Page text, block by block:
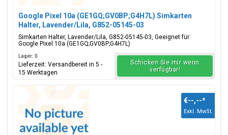
Google Pixel 10a (GE1GQ;GV0BP;G4H7L) Simkarten
Halter, Lavender/Lila, G852-05145-03
Simkarten Halter, Lavender/Lila, G852-05145-03, Geeignet für:
Google Pixel 10a (GE1GQ;GV0BP;G4H7L)
Lager: 0
Lieferzeit: Versandbereit in 5 -
15 Werktagen
Schicken Sie mir wenn
verfügbar!
€--,--*
Exkl. MwSt.